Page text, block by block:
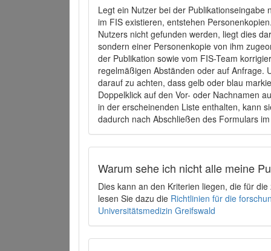
Legt ein Nutzer bei der
im FIS existieren, entstehen
Nutzers nicht gefunden werden, liegt dies
sondern einer Personenkopie von ihm
der Publikation sowie vom FIS-Team
regelmäßigen Abständen oder auf Anfrage.
darauf zu achten, dass gelb oder blau
Doppelklick auf den Vor- oder Nachnamen
in der erscheinenden Liste enthalten, kann
dadurch nach Abschließen des Formulars
Warum sehe ich nicht alle meine
Dies kann an den Kriterien liegen, die für
lesen Sie dazu die Richtlinien für die
Universitätsmedizin Greifswald